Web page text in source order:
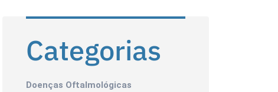
Categorias
Doenças Oftalmológicas